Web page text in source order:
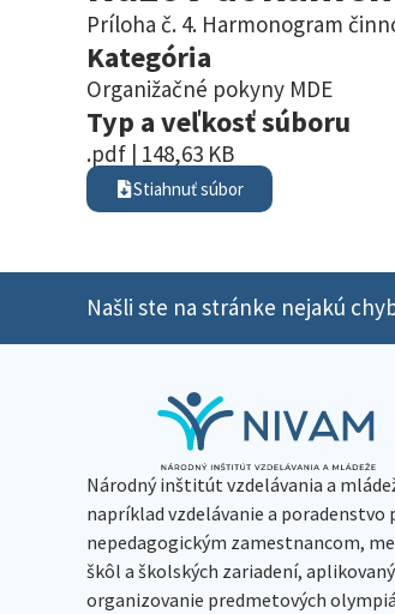
Príloha č. 4. Harmonogram
Kategória
Organižačné pokyny MDE
Typ a veľkosť súboru
.pdf | 148,63 KB
Stiahnuť súbor
Našli ste na stránke nejakú
Národný inštitút vzdelávania a
napríklad vzdelávanie a poradenstvo
nepedagogickým zamestnancom,
škôl a školských zariadení,
organizovanie predmetových